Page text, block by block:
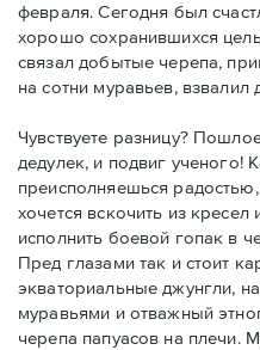
февраля. Сегодня был
хорошо сохранившихся
связал добытые черепа,
на сотни муравьев, взвалил
Чувствуете разницу?
дедулек, и подвиг ученого!
преисполняешься
хочется вскочить из кресел
исполнить боевой гопак в
Пред глазами так и стоит
экваториальные джунгли,
муравьями и отважный
черепа папуасов на плечи.